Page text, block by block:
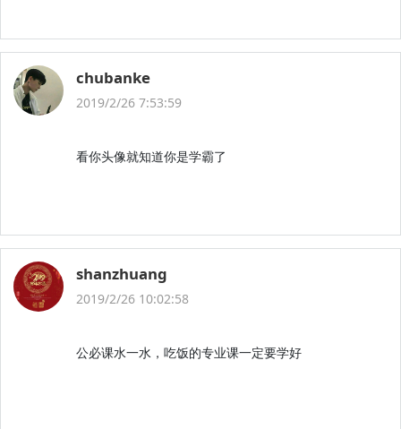
chubanke
2019/2/26 7:53:59
看你头像就知道你是学霸了
shanzhuang
2019/2/26 10:02:58
公必课水一水，吃饭的专业课一定要学好